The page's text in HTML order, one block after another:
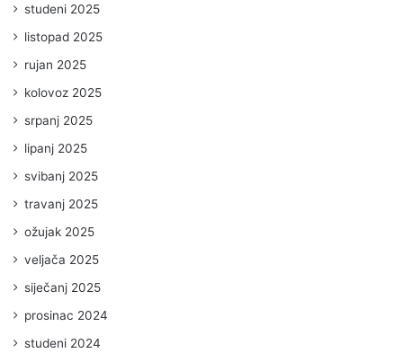
studeni 2025
listopad 2025
rujan 2025
kolovoz 2025
srpanj 2025
lipanj 2025
svibanj 2025
travanj 2025
ožujak 2025
veljača 2025
siječanj 2025
prosinac 2024
studeni 2024